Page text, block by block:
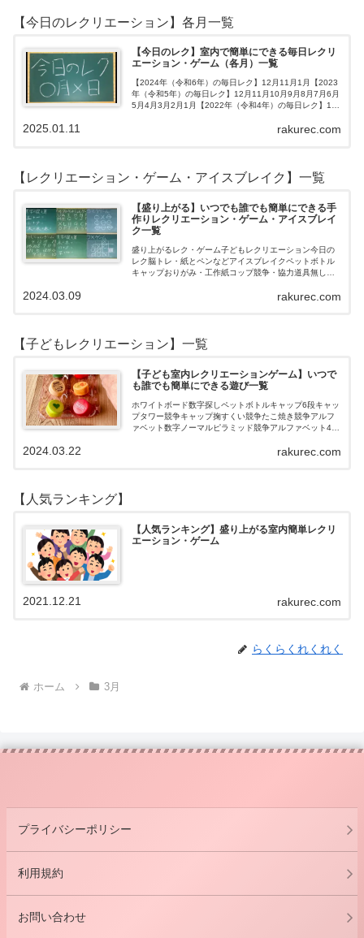
【今日のレクリエーション】各月一覧
【今日のレク】室内で簡単にできる毎日レクリ
エーション・ゲーム（各月）一覧
【2024年（令和6年）の毎日レク】12月11月1月【2023
年（令和5年）の毎日レク】12月11月10月9月8月7月6月
5月4月3月2月1月【2022年（令和4年）の毎日レク】12
rakurec.com
2025.01.11
【レクリエーション・ゲーム・アイスブレイク】一覧
【盛り上がる】いつでも誰でも簡単にできる手
作りレクリエーション・ゲーム・アイスブレイ
ク一覧
盛り上がるレク・ゲーム子どもレクリエーション今日の
レク脳トレ・紙とペンなどアイスブレイクペットボトル
キャップおりがみ・工作紙コップ競争・協力道具無し・
ロおはじき体操スライム脳トレ無料素材Yo…rakurec.com
2024.03.09
【子どもレクリエーション】一覧
【子ども室内レクリエーションゲーム】いつで
も誰でも簡単にできる遊び一覧
ホワイトボード数字探しペットボトルキャップ6段キャッ
プタワー競争キャップ掬すくい競争たこ焼き競争アルフ
ァベット数字ノーマルピラミッド競争アルファベット4段
rakurec.com
2024.03.22
【人気ランキング】
【人気ランキング】盛り上がる室内簡単レクリ
エーション・ゲーム
rakurec.com
2021.12.21
らくらくれくれく
ホーム 3月
プライバシーポリシー
利用規約
お問い合わせ